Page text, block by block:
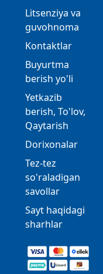
Litsenziya va
guvohnoma
Kontaktlar
Buyurtma
berish yo'li
Yetkazib
berish, To'lov,
Qaytarish
Dorixonalar
Tez-tez
so'raladigan
savollar
Sayt haqidagi
sharhlar